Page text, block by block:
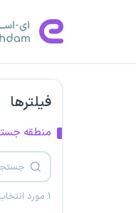
فیلترها
منطقه
۱ مورد انتخاب شده